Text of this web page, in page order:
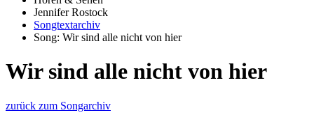
Jennifer Rostock
Songtextarchiv
Song: Wir sind alle nicht von hier
Wir sind alle nicht von hier
zurück zum Songarchiv